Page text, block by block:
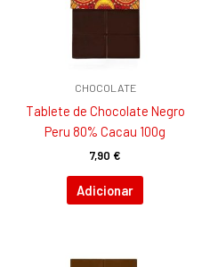
CHOCOLATE
Tablete de Chocolate Negro
Peru 80% Cacau 100g
7,90 €
Adicionar